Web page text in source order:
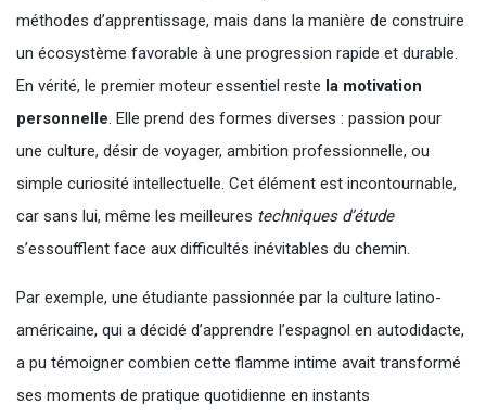
méthodes d’apprentissage, mais dans la manière de construire
un écosystème favorable à une progression rapide et durable.
En vérité, le premier moteur essentiel reste la motivation
personnelle. Elle prend des formes diverses : passion pour
une culture, désir de voyager, ambition professionnelle, ou
simple curiosité intellectuelle. Cet élément est incontournable,
car sans lui, même les meilleures techniques d’étude
s’essoufflent face aux difficultés inévitables du chemin.
Par exemple, une étudiante passionnée par la culture latino-
américaine, qui a décidé d’apprendre l’espagnol en autodidacte,
a pu témoigner combien cette flamme intime avait transformé
ses moments de pratique quotidienne en instants